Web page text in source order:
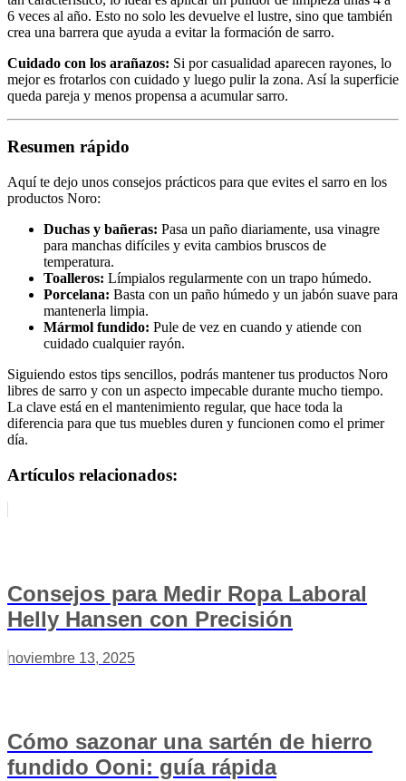
6 veces al año. Esto no solo les devuelve el lustre, sino que también
crea una barrera que ayuda a evitar la formación de sarro.
Cuidado con los arañazos: Si por casualidad aparecen rayones, lo
mejor es frotarlos con cuidado y luego pulir la zona. Así la superficie
queda pareja y menos propensa a acumular sarro.
Resumen rápido
Aquí te dejo unos consejos prácticos para que evites el sarro en los
productos Noro:
Duchas y bañeras: Pasa un paño diariamente, usa vinagre
para manchas difíciles y evita cambios bruscos de
temperatura.
Toalleros: Límpialos regularmente con un trapo húmedo.
Porcelana: Basta con un paño húmedo y un jabón suave para
mantenerla limpia.
Mármol fundido: Pule de vez en cuando y atiende con
cuidado cualquier rayón.
Siguiendo estos tips sencillos, podrás mantener tus productos Noro
libres de sarro y con un aspecto impecable durante mucho tiempo.
La clave está en el mantenimiento regular, que hace toda la
diferencia para que tus muebles duren y funcionen como el primer
día.
Artículos relacionados:
Consejos para Medir Ropa Laboral
Helly Hansen con Precisión
noviembre 13, 2025
Cómo sazonar una sartén de hierro
fundido Ooni: guía rápida